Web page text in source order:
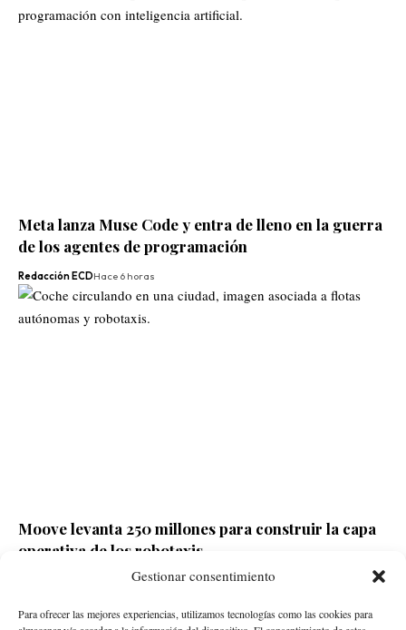
Gestionar consentimiento
Para ofrecer las mejores experiencias, utilizamos tecnologías como las cookies para
Meta lanza Muse Code y entra de lleno en la guerra
de los agentes de programación
Redacción ECDHace 6 horas
Moove levanta 250 millones para construir la capa
operativa de los robotaxis
Hace 7 horas